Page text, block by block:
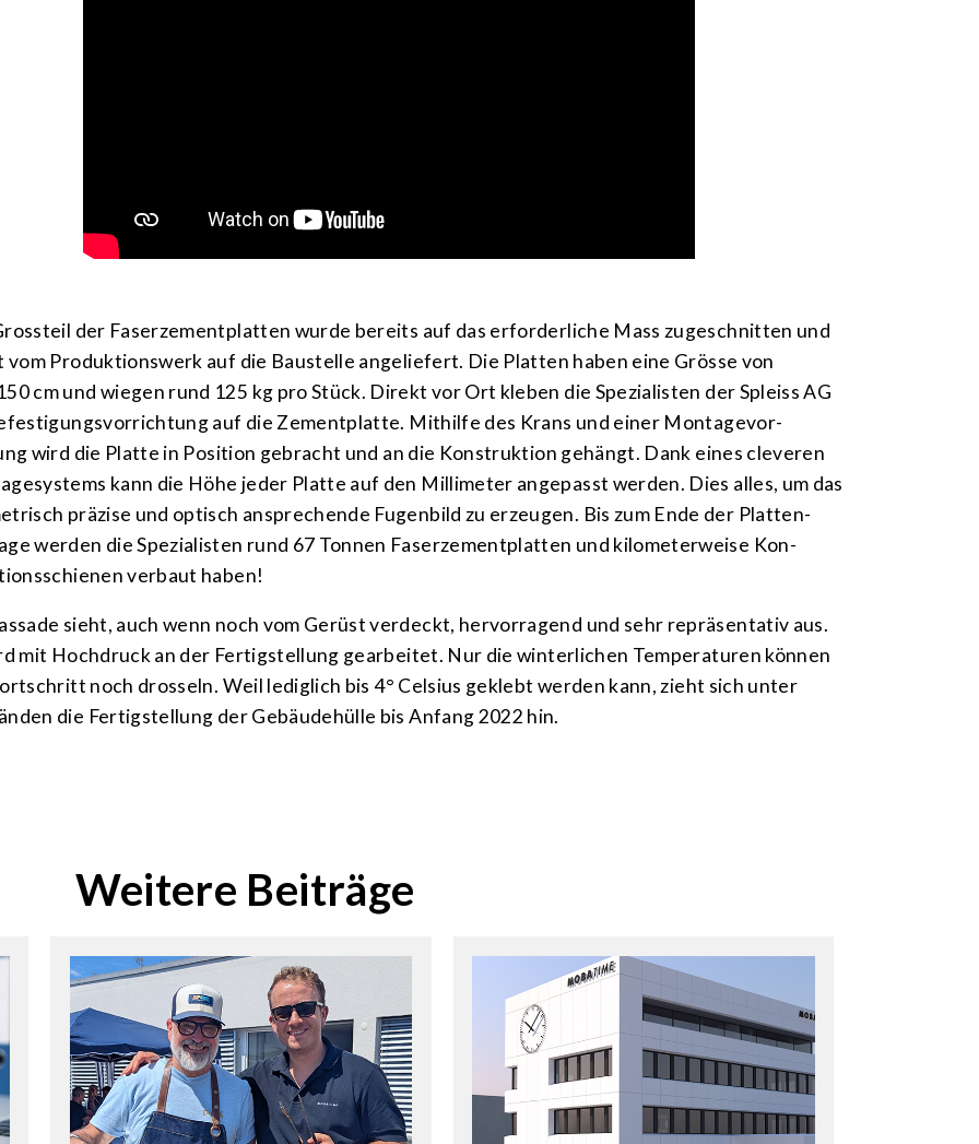
der Faser­zement­platten wurde bereits auf das erforderliche Mass zugeschnitten und
vom Produk­tions­werk auf die Bau­stelle angeliefert. Die Platten haben eine Grösse von
cm und wiegen rund 125 kg pro Stück. Direkt vor Ort kleben die Spezia­listen der Spleiss AG
auf die Zement­platte. Mithilfe des Krans und einer Montage­vor­
wird die Platte in Posi­tion ge­bracht und an die Kon­struktion gehängt. Dank eines cleveren
kann die Höhe jeder Platte auf den Mil­limeter angepasst werden. Dies alles, um das
präzise und optisch ansprechende Fugen­bild zu erzeugen. Bis zum Ende der Platten­
werden die Spezi­alisten rund 67 Tonnen Faser­zement­platten und kilometerweise Kon­
verbaut haben!
sieht, auch wenn noch vom Ge­rüst verdeckt, hervor­ragend und sehr repräsen­tativ aus.
mit Hoch­druck an der Fertig­stellung gearbeitet. Nur die winterlichen Tempe­raturen können
noch drosseln. Weil lediglich bis 4° Celsius geklebt werden kann, zieht sich unter
die Fertig­stellung der Gebäude­hülle bis Anfang 2022 hin.
Weitere Beiträge